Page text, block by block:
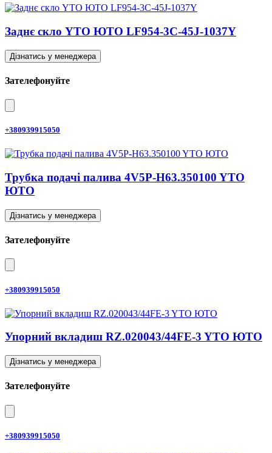
Заднє скло YTO ЮТО LF954-3C-45J-1037Y
Дізнатись у менеджера
Зателефонуйте
+380939915050
Трубка подачі палива 4V5P-H63.350100 YTO
ЮТО
Дізнатись у менеджера
Зателефонуйте
+380939915050
Упорний вкладиш RZ.020043/44FE-3 YTO ЮТО
Дізнатись у менеджера
Зателефонуйте
+380939915050